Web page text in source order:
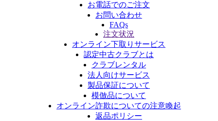
お電話でのご注文
お問い合わせ
FAQs
注文状況
オンライン下取りサービス
認定中古クラブとは
クラブレンタル
法人向けサービス
製品保証について
模倣品について
オンライン詐欺についての注意喚起
返品ポリシー